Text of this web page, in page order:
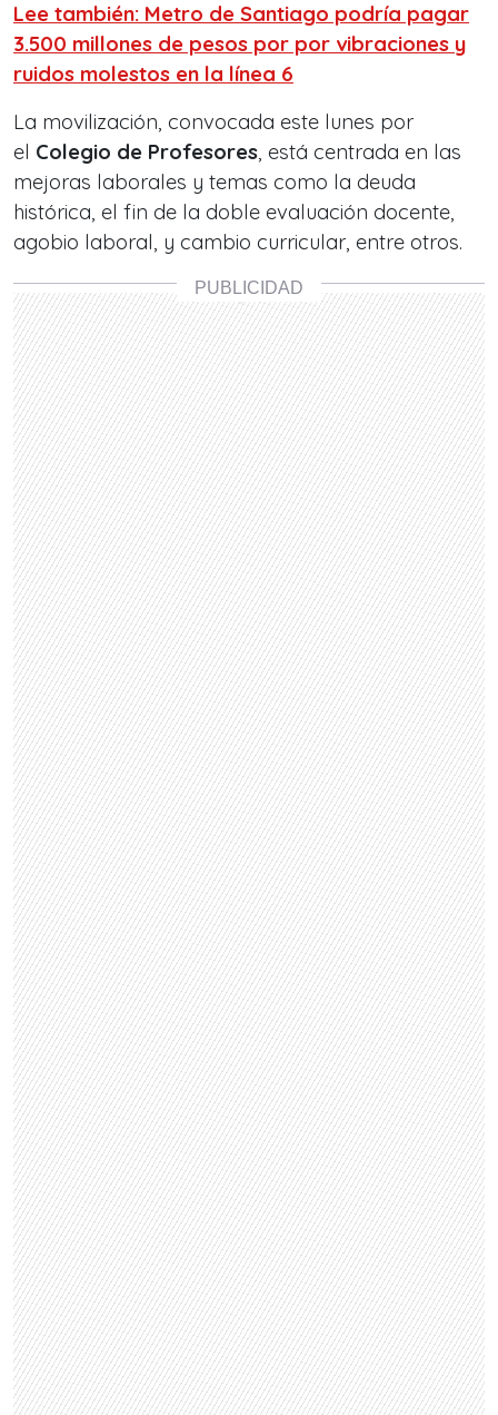
Lee también: Metro de Santiago podría pagar
3.500 millones de pesos por por vibraciones y
ruidos molestos en la línea 6
La movilización, convocada este lunes por
el Colegio de Profesores, está centrada en las
mejoras laborales y temas como la deuda
histórica, el fin de la doble evaluación docente,
agobio laboral, y cambio curricular, entre otros.